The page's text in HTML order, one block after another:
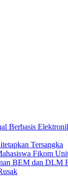
Berbasis
Tersangka
Fikom
BEM dan DLM